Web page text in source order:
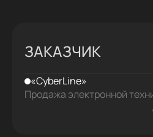
ЗАКАЗЧИК
«CyberLine»
Продажа электронной